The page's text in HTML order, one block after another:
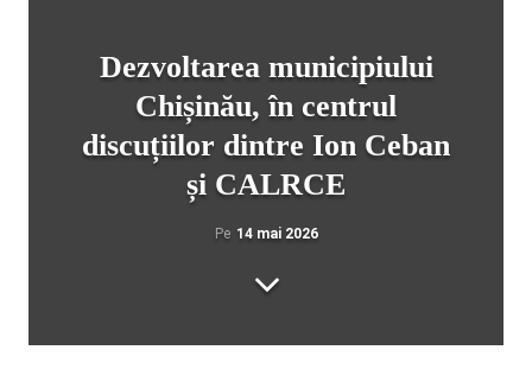
Dezvoltarea municipiului
Chișinău, în centrul
discuțiilor dintre Ion Ceban
și CALRCE
Pe 14 mai 2026